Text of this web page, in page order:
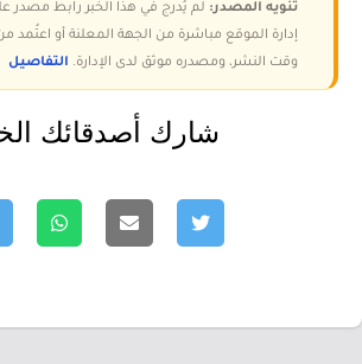
تنويه المصدر: لم يُدرج في هذا الخبر رابط مصدر
إدارة الموقع مباشرة من الجهة المعلنة أو اعتُمد
وقت النشر، ومصدره موثق لدى الإدارة. التفاصيل
شارك أصدقائك